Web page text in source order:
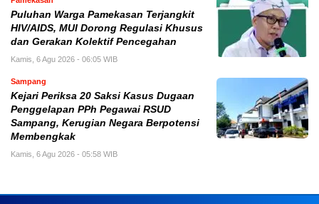
Puluhan Warga Pamekasan Terjangkit
HIV/AIDS, MUI Dorong Regulasi Khusus
dan Gerakan Kolektif Pencegahan
Kamis, 6 Agu 2026 - 06:05 WIB
Sampang
Kejari Periksa 20 Saksi Kasus Dugaan
Penggelapan PPh Pegawai RSUD
Sampang, Kerugian Negara Berpotensi
Membengkak
Kamis, 6 Agu 2026 - 05:58 WIB